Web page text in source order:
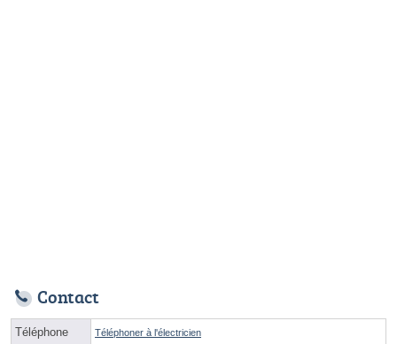
Contact
Téléphone Téléphoner à l'électricien